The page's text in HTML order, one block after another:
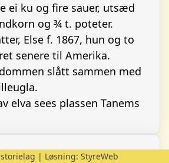
ei ku og fire sauer, utsæd
og ¾ t. poteter.
Else f. 1867, hun og to
senere til Amerika.
slått sammen med
elva sees plassen Tanems
| Løsning: StyreWeb